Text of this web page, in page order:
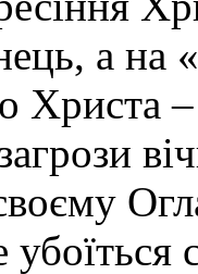
а на
Христа